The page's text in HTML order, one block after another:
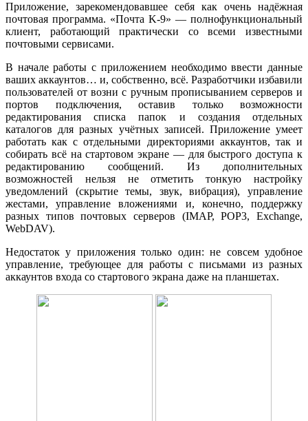
Приложение, зарекомендовавшее себя как очень надёжная
почтовая программа. «Почта K-9» — полнофункциональный
клиент, работающий практически со всеми известными
почтовыми сервисами.
В начале работы с приложением необходимо ввести данные
ваших аккаунтов… и, собственно, всё. Разработчики избавили
пользователей от возни с ручным прописыванием серверов и
портов подключения, оставив только возможности
редактирования списка папок и создания отдельных
каталогов для разных учётных записей. Приложение умеет
работать как с отдельными директориями аккаунтов, так и
собирать всё на стартовом экране — для быстрого доступа к
редактированию сообщений. Из дополнительных
возможностей нельзя не отметить тонкую настройку
уведомлений (скрытие темы, звук, вибрация), управление
жестами, управление вложениями и, конечно, поддержку
разных типов почтовых серверов (IMAP, POP3, Exchange,
WebDAV).
Недостаток у приложения только один: не совсем удобное
управление, требующее для работы с письмами из разных
аккаунтов входа со стартового экрана даже на планшетах.